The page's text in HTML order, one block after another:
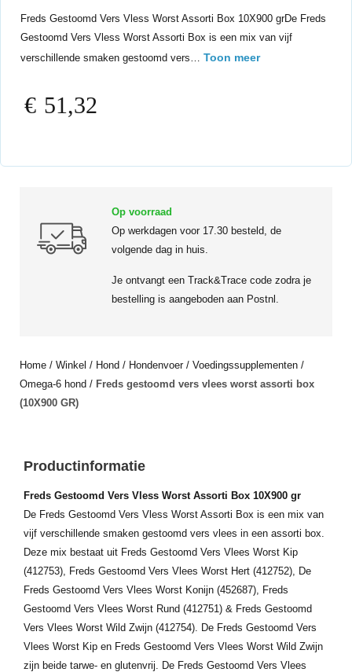
Freds Gestoomd Vers Vless Worst Assorti Box 10X900 grDe Freds
Gestoomd Vers Vless Worst Assorti Box is een mix van vijf
verschillende smaken gestoomd vers… Toon meer
€ 51,32
Op voorraad
Op werkdagen voor 17.30 besteld, de
volgende dag in huis.
Je ontvangt een Track&Trace code zodra je
bestelling is aangeboden aan Postnl.
Home / Winkel / Hond / Hondenvoer/ Voedingssupplementen /
Omega-6 hond / Freds gestoomd vers vlees worst assorti box
(10X900 GR)
Productinformatie
Freds Gestoomd Vers Vless Worst Assorti Box 10X900 gr
De Freds Gestoomd Vers Vless Worst Assorti Box is een mix van
vijf verschillende smaken gestoomd vers vlees in een assorti box.
Deze mix bestaat uit Freds Gestoomd Vers Vlees Worst Kip
(412753), Freds Gestoomd Vers Vlees Worst Hert (412752), De
Freds Gestoomd Vers Vlees Worst Konijn (452687), Freds
Gestoomd Vers Vlees Worst Rund (412751) & Freds Gestoomd
Vers Vlees Worst Wild Zwijn (412754). De Freds Gestoomd Vers
Vlees Worst Kip en Freds Gestoomd Vers Vlees Worst Wild Zwijn
zijn beide tarwe- en glutenvrij. De Freds Gestoomd Vers Vlees